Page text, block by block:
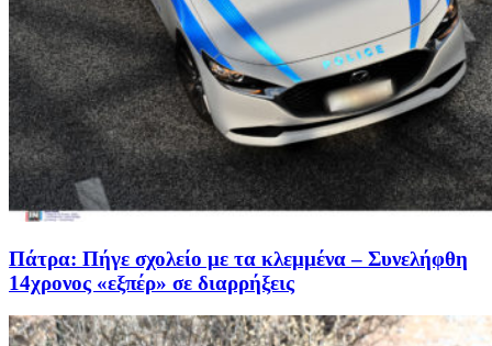
Πάτρα: Πήγε σχολείο με τα κλεμμένα – Συνελήφθη
14χρονος «εξπέρ» σε διαρρήξεις